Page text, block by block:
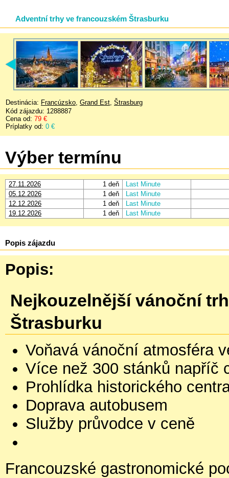
Adventní trhy ve francouzském Štrasburku
Destinácia: Francúzsko, Grand Est, Štrasburg
Kód zájazdu: 1288887
Cena od: 79 €
Príplatky od: 0 €
Výber termínu
27.11.2026 1 deň
Last Minute
05.12.2026
1 deň
Last Minute
12.12.2026
1 deň
Last Minute
19.12.2026
1 deň Last Minute
Popis zájazdu
Popis:
Nejkouzelnější vánoční
Štrasburku
Voňavá vánoční atmosféra
Více než 300 stánků napříč
Prohlídka historického
Doprava autobusem
Služby průvodce v ceně
Francouzské gastronomické